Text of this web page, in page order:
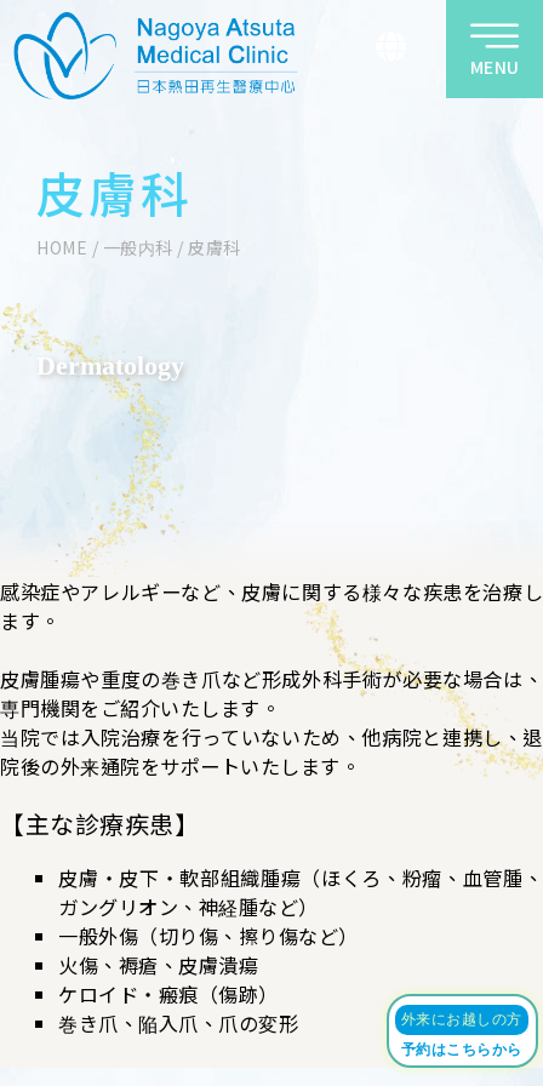
MENU
皮膚科
Dermatology
HOME / 一般内科 / 皮膚科
感染症やアレルギーなど、皮膚に関する様々な疾患を治療し
ます。
皮膚腫瘍や重度の巻き爪など形成外科手術が必要な場合は、
専門機関をご紹介いたします。
当院では入院治療を行っていないため、他病院と連携し、退
院後の外来通院をサポートいたします。
【主な診療疾患】
皮膚・皮下・軟部組織腫瘍（ほくろ、粉瘤、血管腫、
ガングリオン、神経腫など）
一般外傷（切り傷、擦り傷など）
火傷、褥瘡、皮膚潰瘍
ケロイド・瘢痕（傷跡）
巻き爪、陥入爪、爪の変形
外来にお越しの方
予約はこちらから